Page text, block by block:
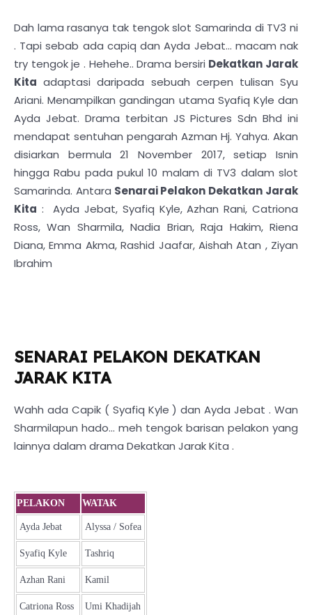
Dah lama rasanya tak tengok slot Samarinda di TV3 ni
. Tapi sebab ada capiq dan Ayda Jebat... macam nak
try tengok je . Hehehe.. Drama bersiri Dekatkan Jarak
Kita adaptasi daripada sebuah cerpen tulisan Syu
Ariani. Menampilkan gandingan utama Syafiq Kyle dan
Ayda Jebat. Drama terbitan JS Pictures Sdn Bhd ini
mendapat sentuhan pengarah Azman Hj. Yahya. Akan
disiarkan bermula 21 November 2017, setiap Isnin
hingga Rabu pada pukul 10 malam di TV3 dalam slot
Samarinda. Antara Senarai Pelakon Dekatkan Jarak
Kita : Ayda Jebat, Syafiq Kyle, Azhan Rani, Catriona
Ross, Wan Sharmila, Nadia Brian, Raja Hakim, Riena
Diana, Emma Akma, Rashid Jaafar, Aishah Atan , Ziyan
Ibrahim
SENARAI PELAKON DEKATKAN
JARAK KITA
Wahh ada Capik ( Syafiq Kyle ) dan Ayda Jebat . Wan
Sharmilapun hado... meh tengok barisan pelakon yang
lainnya dalam drama Dekatkan Jarak Kita .
PELAKON WATAK
Ayda Jebat Alyssa / Sofea
Syafiq Kyle Tashriq
Azhan Rani Kamil
Catriona Ross Umi Khadijah